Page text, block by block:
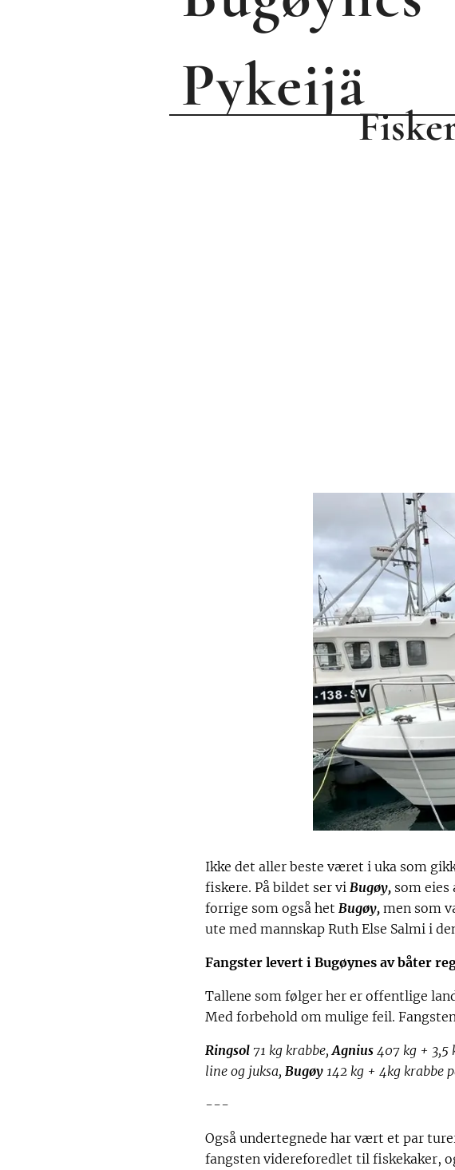
Pykeijä
Ikke det aller beste været i uka som
fiskere. På bildet ser vi Bugøy, som eies
forrige som også het Bugøy, men som
ute med mannskap Ruth Else Salmi i
Fangster levert i Bugøynes av båter
Tallene som følger her er offentlige
Med forbehold om mulige feil.
Ringsol 71 kg krabbe, Agnius 407 kg + 3,5
line og juksa, Bugøy 142 kg + 4kg krabbe
---
Også undertegnede har vært et par
fangsten videreforedlet til fiskekaker,